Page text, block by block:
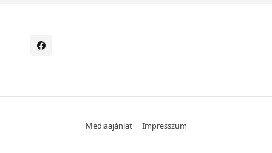
Médiaajánlat Impresszum